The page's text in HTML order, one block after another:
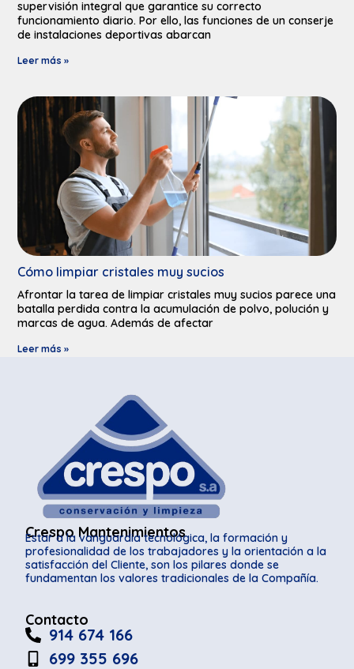
supervisión integral que garantice su correcto
funcionamiento diario. Por ello, las funciones de un conserje
de instalaciones deportivas abarcan
Leer más »
Cómo limpiar cristales muy sucios​
Afrontar la tarea de limpiar cristales muy sucios parece una
batalla perdida contra la acumulación de polvo, polución y
marcas de agua. Además de afectar
Leer más »
Crespo Mantenimientos
Estar a la vanguardia tecnológica, la formación y
profesionalidad de los trabajadores y la orientación a la
satisfacción del Cliente, son los pilares donde se
fundamentan los valores tradicionales de la Compañía.
Contacto
914 674 166
699 355 696